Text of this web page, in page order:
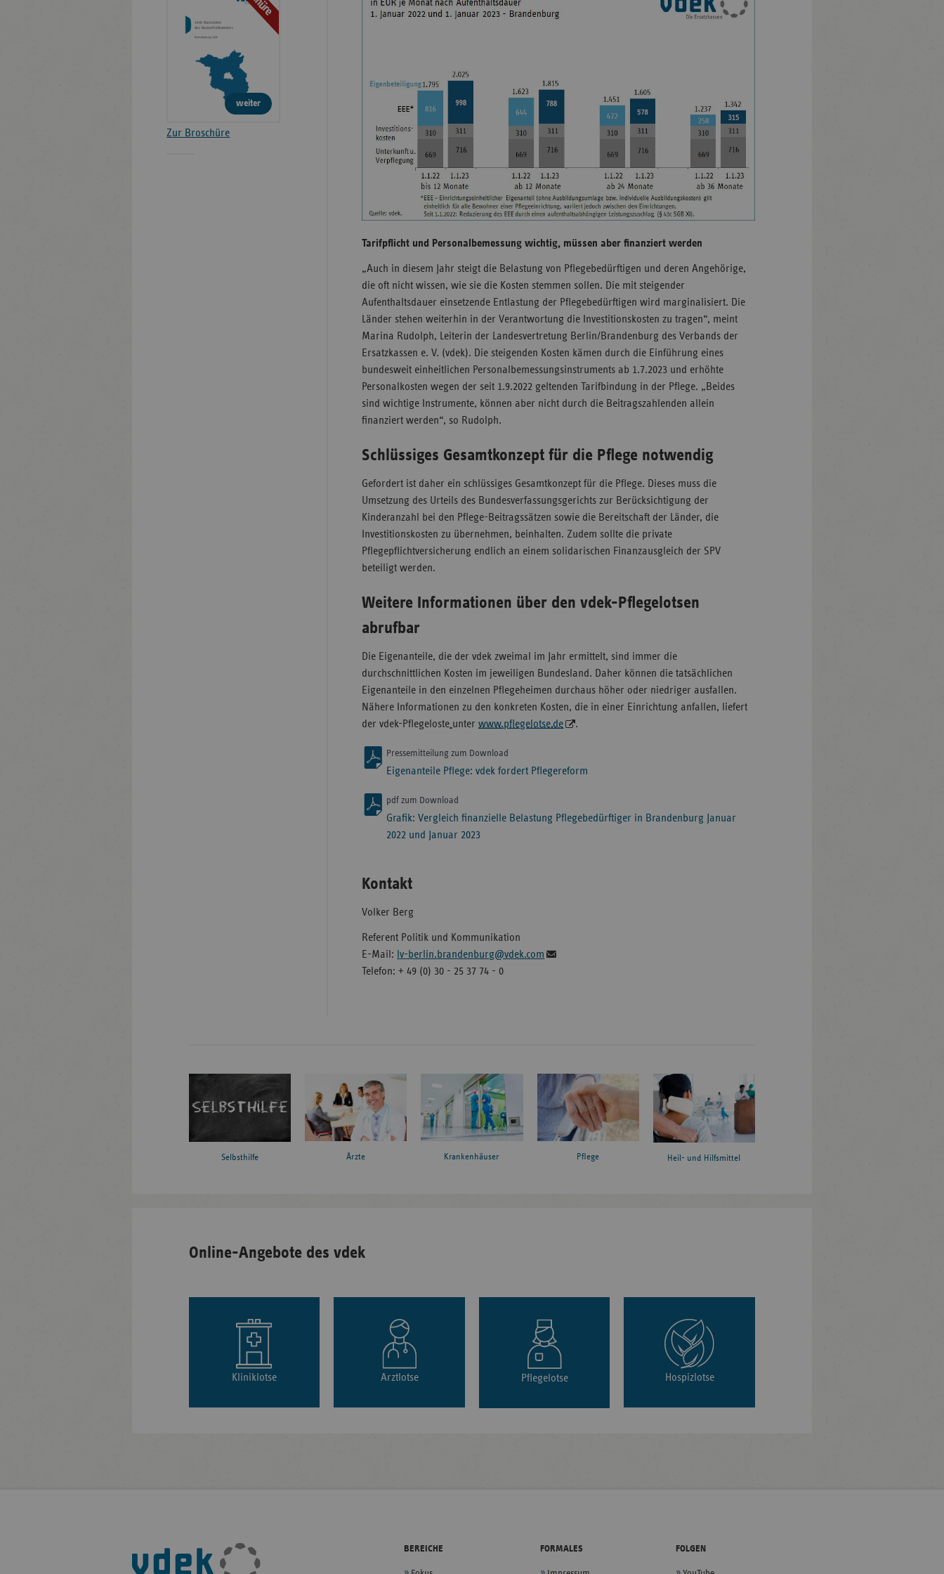
Tarifpflicht und Personalbemessung wichtig, müssen aber finanziert werden
„Auch in diesem Jahr steigt die Belastung von Pflegebedürftigen und deren Angehörige,
die oft nicht wissen, wie sie die Kosten stemmen sollen. Die mit steigender
Aufenthaltsdauer einsetzende Entlastung der Pflegebedürftigen wird marginalisiert. Die
Länder stehen weiterhin in der Verantwortung die Investitionskosten zu tragen“, meint
Marina Rudolph, Leiterin der Landesvertretung Berlin/Brandenburg des Verbands der
Ersatzkassen e. V. (vdek). Die steigenden Kosten kämen durch die Einführung eines
bundesweit einheitlichen Personalbemessungsinstruments ab 1.7.2023 und erhöhte
Personalkosten wegen der seit 1.9.2022 geltenden Tarifbindung in der Pflege. „Beides
sind wichtige Instrumente, können aber nicht durch die Beitragszahlenden allein
finanziert werden“, so Rudolph.
Schlüssiges Gesamtkonzept für die Pflege notwendig
Gefordert ist daher ein schlüssiges Gesamtkonzept für die Pflege. Dieses muss die
Umsetzung des Urteils des Bundesverfassungsgerichts zur Berücksichtigung der
Kinderanzahl bei den Pflege-Beitragssätzen sowie die Bereitschaft der Länder, die
Investitionskosten zu übernehmen, beinhalten. Zudem sollte die private
Pflegepflichtversicherung endlich an einem solidarischen Finanzausgleich der SPV
beteiligt werden.
Weitere Informationen über den vdek-Pflegelotsen
abrufbar
Die Eigenanteile, die der vdek zweimal im Jahr ermittelt, sind immer die
durchschnittlichen Kosten im jeweiligen Bundesland. Daher können die tatsächlichen
Eigenanteile in den einzelnen Pflegeheimen durchaus höher oder niedriger ausfallen.
Nähere Informationen zu den konkreten Kosten, die in einer Einrichtung anfallen, liefert
der vdek-Pflegeloste unterwww.pflegelotse.de .
Pressemitteilung zum Download
Eigenanteile Pflege: vdek fordert Pflegereform
pdf zum Download
Grafik: Vergleich finanzielle Belastung Pflegebedürftiger in Brandenburg Januar
2022 und Januar 2023
Kontakt
Volker Berg
Referent Politik und Kommunikation
E-Mail: lv-berlin.brandenburg@vdek.com
Telefon: + 49 (0) 30 - 25 37 74 - 0
weiter
Zur Broschüre
Selbsthilfe Ärzte Krankenhäuser Pflege Heil- und Hilfsmittel
Online-Angebote des vdek
Kliniklotse Arztlotse Pflegelotse Hospizlotse
Fußleisten-
Navigation
BEREICHE FORMALES FOLGEN